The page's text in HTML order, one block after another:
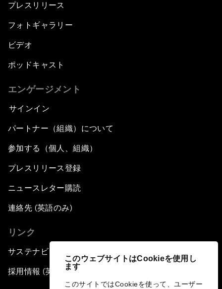
このウェブサイトはCookieを使用し
ます
このサイトではCookieを使って、ユーザー
プレスリリース
フォトギャラリー
ビデオ
ポッドキャスト
エンゲージメント
サインイン
パートナー（組織）について
参加する（個人、組織）
プレスリリース登録
ニュースレター購読
連絡先 (英語のみ)
リンク
サステナビリティへの取り組み
採用情報 (英語のみ)